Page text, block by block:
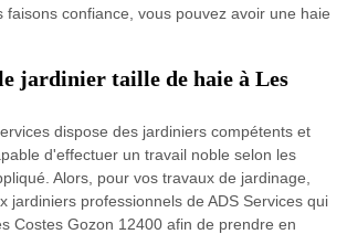
faisons confiance, vous pouvez avoir une haie
jardinier taille de haie à Les
dispose des jardiniers compétents et
d'effectuer un travail noble selon les
Alors, pour vos travaux de jardinage,
jardiniers professionnels de ADS Services qui
Costes Gozon 12400 afin de prendre en